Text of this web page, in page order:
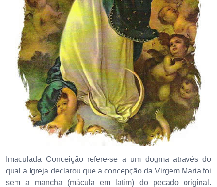
Imaculada Conceição refere-se a um dogma através do
qual a Igreja declarou que a concepção da Virgem Maria foi
sem a mancha (mácula em latim) do pecado original.